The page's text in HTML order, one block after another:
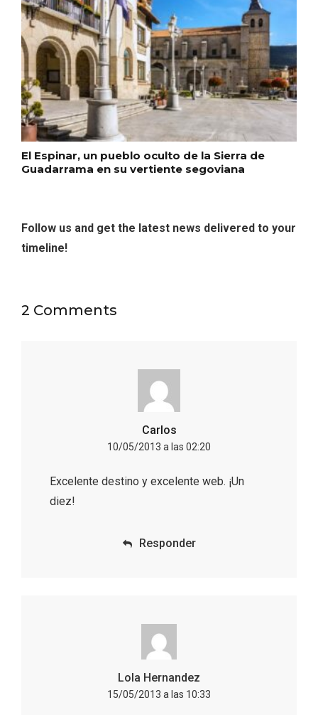
El Espinar, un pueblo oculto de la Sierra de
Guadarrama en su vertiente segoviana
Follow us and get the latest news delivered to your
timeline!
2 Comments
Carlos
10/05/2013 a las 02:20
Excelente destino y excelente web. ¡Un
diez!
Responder
Lola Hernandez
15/05/2013 a las 10:33
Itinerarios musicales en San Miguel del
Pino 2026
En marzo, vuelve la mejor gastronomía